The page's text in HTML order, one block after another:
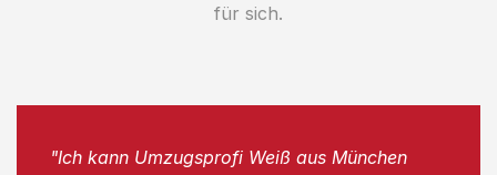
für sich.
"Ich kann Umzugsprofi Weiß aus München